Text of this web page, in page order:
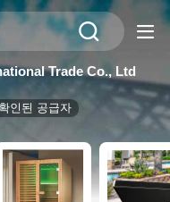
Trade Co., Ltd
확인된 공급자